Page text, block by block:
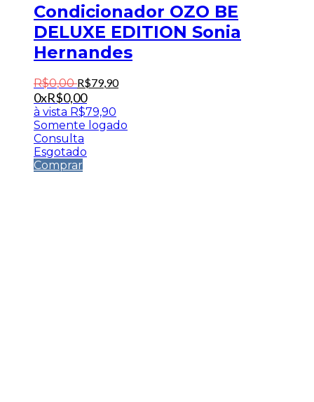
Condicionador OZO BE
DELUXE EDITION Sonia
Hernandes
R$0,00 R$79,90
0xR$0,00
à vista R$79,90
Somente logado
Consulta
Esgotado
Comprar